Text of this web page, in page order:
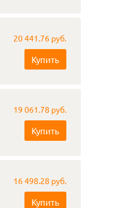
20 441.76 руб.
Купить
19 061.78 руб.
Купить
16 498.28 руб.
Купить